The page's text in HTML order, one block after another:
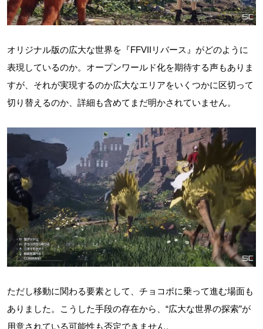
オリジナル版の広大な世界を『FFVIIリバース』がどのように
表現しているのか。オープンワールド化を期待する声もありま
すが、それが実現するのか広大なエリアをいくつかに区切って
切り替えるのか、詳細も含めてまだ明かされていません。
ただし移動に関わる要素として、チョコボに乗って進む場面も
ありました。こうした手段の存在から、“広大な世界の探索”が
用意されている可能性も否定できません。